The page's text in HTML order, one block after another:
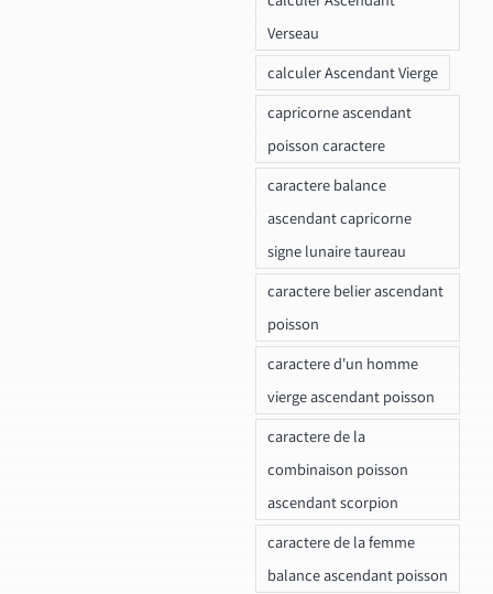
Verseau
calculer Ascendant Vierge
capricorne ascendant
poisson caractere
caractere balance
ascendant capricorne
signe lunaire taureau
caractere belier ascendant
poisson
caractere d'un homme
vierge ascendant poisson
caractere de la
combinaison poisson
ascendant scorpion
caractere de la femme
balance ascendant poisson